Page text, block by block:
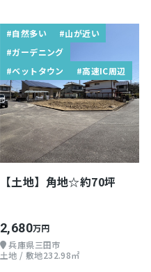
#自然多い
#山が近い
#ガーデニング
#ベットタウン
#高速IC周辺
【土地】角地☆約70坪
2,680万円
兵庫県三田市
土地 / 敷地232.98㎡